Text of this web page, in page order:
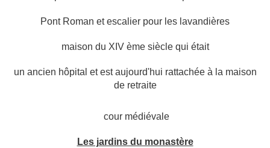
Pont Roman et escalier pour les lavandières
maison du XIV ème siècle qui était
un ancien hôpital et est aujourd'hui rattachée à la maison
de retraite
cour médiévale
Les jardins du monastère